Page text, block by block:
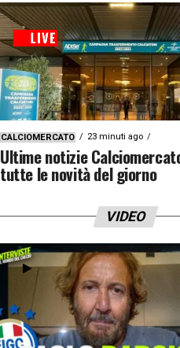
CALCIOMERCATO 23 minuti ago
Ultime notizie
tutte le novità del giorno
VIDEO